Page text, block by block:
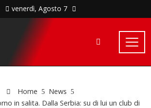
venerdì, Agosto 7
Home
News
in salita. Dalla Serbia: su di lui un club di